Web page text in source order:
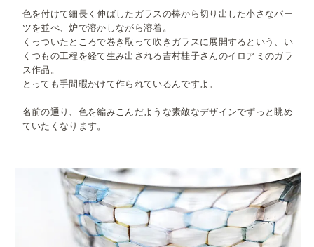
色を付けて細長く伸ばしたガラスの棒から切り出した小さなパー
ツを並べ、炉で溶かしながら溶着。
くっついたところで巻き取って吹きガラスに展開するという、い
くつもの工程を経て生み出される吉村桂子さんのイロアミのガラ
ス作品。
とっても手間暇かけて作られているんですよ。
名前の通り、色を編みこんだような素敵なデザインでずっと眺め
ていたくなります。